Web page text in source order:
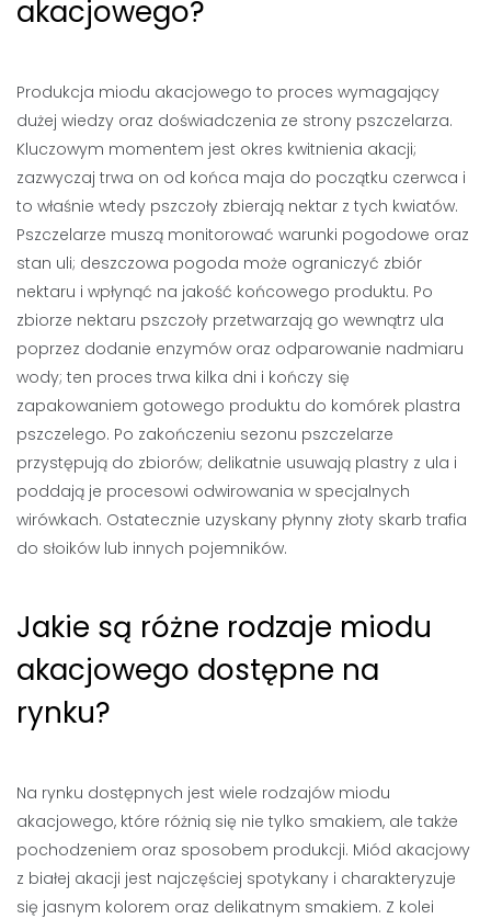
akacjowego?
Produkcja miodu akacjowego to proces wymagający
dużej wiedzy oraz doświadczenia ze strony pszczelarza.
Kluczowym momentem jest okres kwitnienia akacji;
zazwyczaj trwa on od końca maja do początku czerwca i
to właśnie wtedy pszczoły zbierają nektar z tych kwiatów.
Pszczelarze muszą monitorować warunki pogodowe oraz
stan uli; deszczowa pogoda może ograniczyć zbiór
nektaru i wpłynąć na jakość końcowego produktu. Po
zbiorze nektaru pszczoły przetwarzają go wewnątrz ula
poprzez dodanie enzymów oraz odparowanie nadmiaru
wody; ten proces trwa kilka dni i kończy się
zapakowaniem gotowego produktu do komórek plastra
pszczelego. Po zakończeniu sezonu pszczelarze
przystępują do zbiorów; delikatnie usuwają plastry z ula i
poddają je procesowi odwirowania w specjalnych
wirówkach. Ostatecznie uzyskany płynny złoty skarb trafia
do słoików lub innych pojemników.
Jakie są różne rodzaje miodu
akacjowego dostępne na
rynku?
Na rynku dostępnych jest wiele rodzajów miodu
akacjowego, które różnią się nie tylko smakiem, ale także
pochodzeniem oraz sposobem produkcji. Miód akacjowy
z białej akacji jest najczęściej spotykany i charakteryzuje
się jasnym kolorem oraz delikatnym smakiem. Z kolei